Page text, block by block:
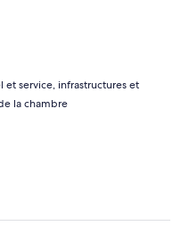
et service, infrastructures et
la chambre